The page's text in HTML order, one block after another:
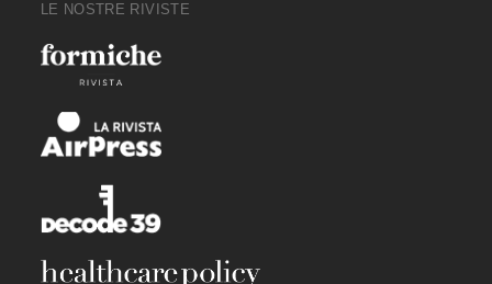
LE NOSTRE RIVISTE